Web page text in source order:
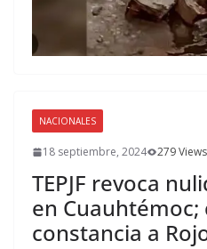
NACIONALES
18 septiembre, 2024 279 Views
TEPJF revoca
en
constancia a